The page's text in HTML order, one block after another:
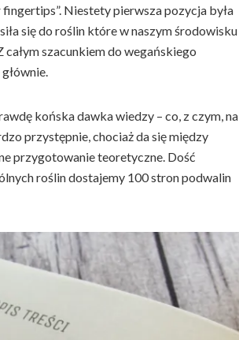
Niestety pierwsza pozycja była
się do roślin które w naszym środowisku
szacunkiem do wegańskiego
końska dawka wiedzy – co, z czym, na
przystępnie, chociaż da się między
przygotowanie teoretyczne. Dość
roślin dostajemy 100 stron podwalin